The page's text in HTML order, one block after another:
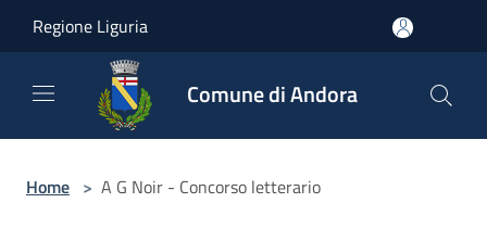
Regione Liguria
Comune di Andora
Home > A G Noir - Concorso letterario